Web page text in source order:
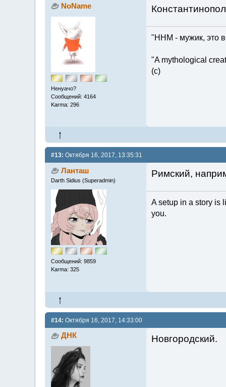
NoName
Ненуачо?
Сообщений: 4164
Karma: 296
"ННМ - мужик, это
"A mythological
(c)
#13: Октября 16, 2017, 13:35:31
Ланташ
Darth Sidius (Superadmin)
Сообщений: 9859
Karma: 325
Римский,
A setup in a story is
you.
#14: Октября 16, 2017, 14:33:00
ДНК Новгородский.